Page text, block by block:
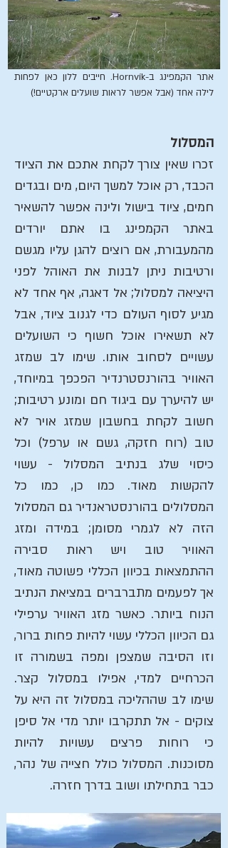
אתר הקמפינג ב-Hornvík. חייבים ללון כאן לפחות
לילה אחד (אבל אפשר לראות שועלים ארקטיים!)
המסלול
זכרו שאין צורך לקחת אתכם את הציוד
הכבד, רק אוכל למשך היום, מים ובגדים
חמים, ציוד בישול ולינה אפשר להשאיר
באתר הקמפינג בו אתם יורדים
מהמעבורת, אם רוצים להגן עליו מגשם
ורטיבות ניתן לבנות את האוהל לפני
היציאה למסלול; אל דאגה, אף אחד לא
מגיע לסוף העולם כדי לגנוב ציוד, אבל
לא תשאירו אוכל חשוף כי השועלים
עשויים לסחוב אותו. שימו לב שמזג
האוויר בהורנסטרנדיר הפכפך במיוחד,
יש להיערך עם ביגוד חם ומונע רטיבות;
חשוב לקחת בחשבון שמזג אויר לא
טוב (רוח חזקה, גשם או ערפל) וכל
כיסוי שלג בנתיב המסלול - עשוי
להקשות מאוד. כמו כן, כמו כל
המסלולים בהורנסטראנדיר גם המסלול
הזה לא לגמרי מסומן; במידה ומזג
האוויר טוב ויש ראות סבירה
ההתמצאות בכיוון הכללי פשוטה מאוד,
אך לפעמים מתברברים במציאת הנתיב
הנוח ביותר. כאשר מזג האוויר ערפילי
גם הכיוון הכללי עשוי להיות פחות ברור,
וזו הסיבה שמצפן ומפה בשמורה זו
הכרחיים למדי, אפילו במסלול קצר.
שימו לב שההליכה במסלול זה היא על
צוקים - אל תתקרבו יותר מדי אל סיפן
כי רוחות פרצים עשויות להיות
מסוכנות. המסלול כולל חצייה של נהר,
כבר בתחילתו ושוב בדרך חזרה.